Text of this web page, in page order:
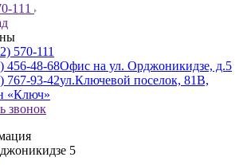
111
570-111
456-48-68Офис на ул. Орджоникидзе, д.5
767-93-42ул.Ключевой поселок, 81В,
«Ключ»
звонок
5